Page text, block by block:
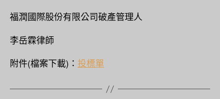
福潤國際股份有限公司破產管理人
李岳霖律師
附件(檔案下載)： 投標單